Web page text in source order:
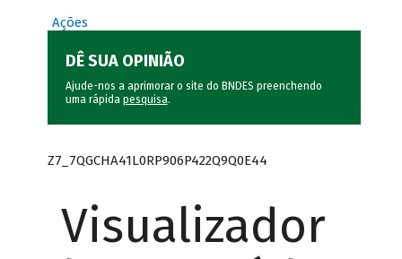
Ações
DÊ SUA OPINIÃO
Ajude-nos a aprimorar o site do BNDES preenchendo
uma rápida pesquisa.
Z7_7QGCHA41L0RP906P422Q9Q0E44
Visualizador